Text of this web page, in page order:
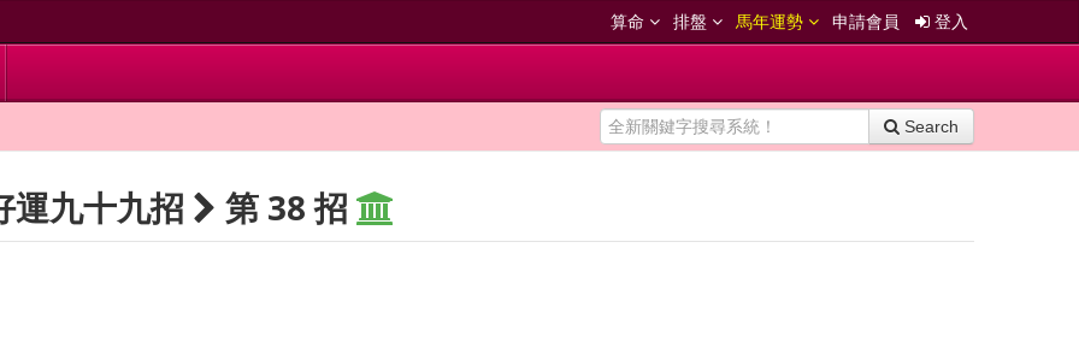
算命 排盤 馬年運勢 申請會員 登入
Search
運九十九招 第 38 招